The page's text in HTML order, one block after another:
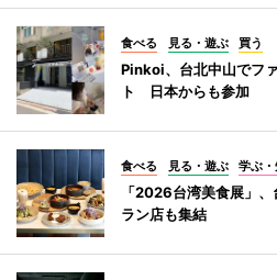
食べる 見る・遊ぶ 買う
Pinkoi、台北中山でフ
ト 日本からも参加
食べる 見る・遊ぶ 学ぶ・
「2026台湾美食展」
ラン店も集結